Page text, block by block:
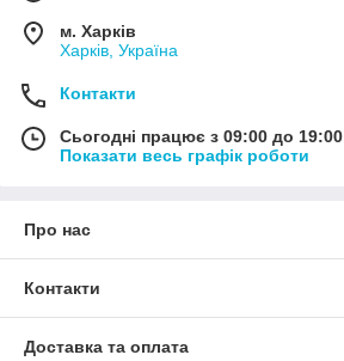
м. Харків
Харків, Україна
Контакти
Сьогодні працює з 09:00 до 19:00
Показати весь графік роботи
Про нас
Контакти
Доставка та оплата